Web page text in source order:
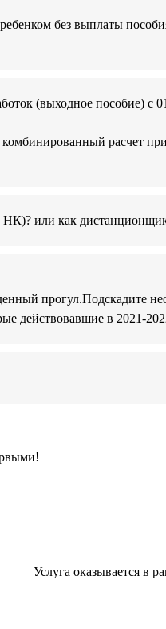
без выплаты
(выходное пособие) с
расчет
НК)? или как
прогул.Подскадите
действовавшие в 2021-
Услуга оказывается в